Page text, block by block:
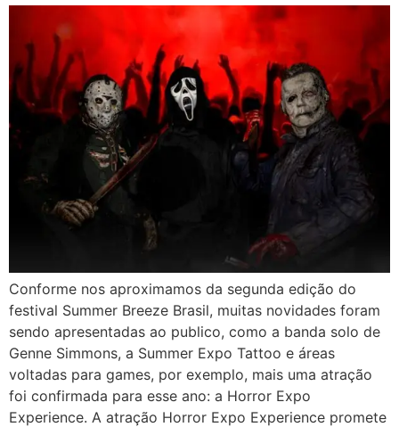
Conforme nos aproximamos da segunda edição do
festival Summer Breeze Brasil, muitas novidades foram
sendo apresentadas ao publico, como a banda solo de
Genne Simmons, a Summer Expo Tattoo e áreas
voltadas para games, por exemplo, mais uma atração
foi confirmada para esse ano: a Horror Expo
Experience. A atração Horror Expo Experience promete